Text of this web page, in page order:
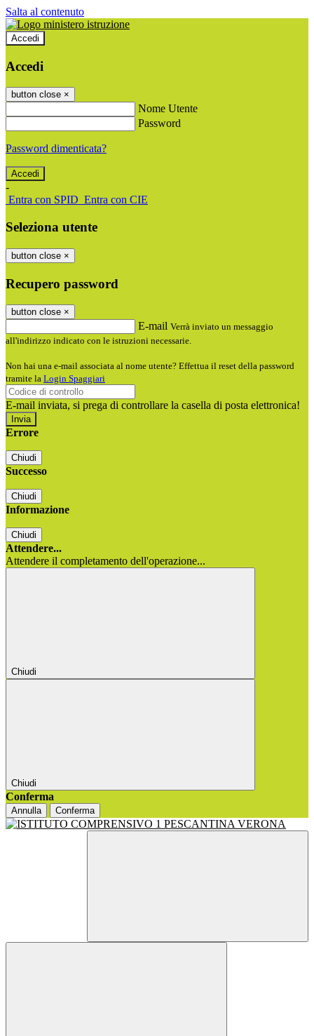
Salta al contenuto
Accedi
Accedi
button close ×
Nome Utente
Password
Password dimenticata?
-
Entra con SPID Entra con CIE
Seleziona utente
button close ×
Recupero password
button close ×
E-mail Verrà inviato un messaggio
all'indirizzo indicato con le istruzioni necessarie.
Non hai una e-mail associata al nome utente? Effettua il reset della password
tramite la Login Spaggiari
E-mail inviata, si prega di controllare la casella di posta elettronica!
Errore
Chiudi
Successo
Chiudi
Informazione
Chiudi
Attendere...
Attendere il completamento dell'operazione...
Chiudi
Chiudi
Conferma
Annulla Conferma